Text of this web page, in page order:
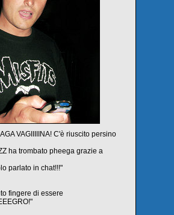
VAGIIIIINA! C'è riuscito persino
ha trombato pheega grazie a
parlato in chat!!!"
fingere di essere